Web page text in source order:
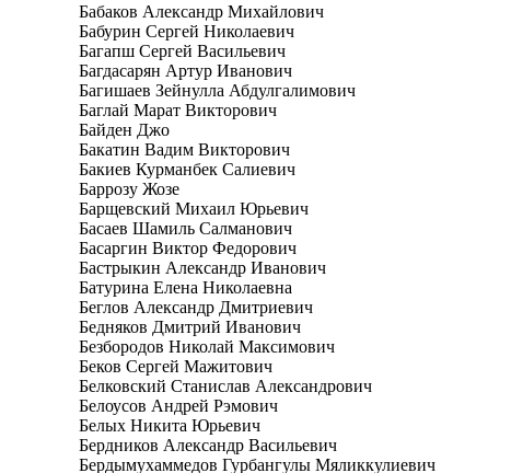
Бабаков Александр Михайлович
Бабурин Сергей Николаевич
Багапш Сергей Васильевич
Багдасарян Артур Иванович
Багишаев Зейнулла Абдулгалимович
Баглай Марат Викторович
Байден Джо
Бакатин Вадим Викторович
Бакиев Курманбек Салиевич
Баррозу Жозе
Барщевский Михаил Юрьевич
Басаев Шамиль Салманович
Басаргин Виктор Федорович
Бастрыкин Александр Иванович
Батурина Елена Николаевна
Беглов Александр Дмитриевич
Бедняков Дмитрий Иванович
Безбородов Николай Максимович
Беков Сергей Мажитович
Белковский Станислав Александрович
Белоусов Андрей Рэмович
Белых Никита Юрьевич
Бердников Александр Васильевич
Бердымухаммедов Гурбангулы Мяликкулиевич